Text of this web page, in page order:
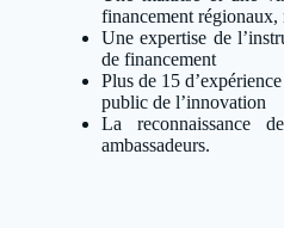
financement régionaux,
Une expertise de
de financement
Plus de 15
public de l’innovation
La reconnaissance
ambassadeurs.